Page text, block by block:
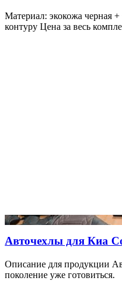
Материал: экокожа черная
контуру Цена за весь
Авточехлы для Киа
Описание для продукции
поколение уже готовиться.